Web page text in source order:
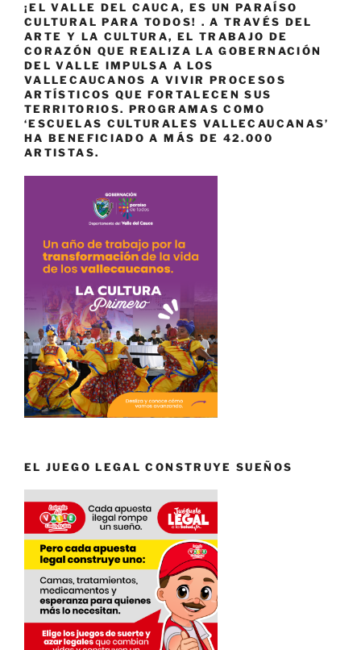
¡EL VALLE DEL CAUCA, ES UN PARAÍSO
CULTURAL PARA TODOS! . A TRAVÉS DEL
ARTE Y LA CULTURA, EL TRABAJO DE
CORAZÓN QUE REALIZA LA GOBERNACIÓN
DEL VALLE IMPULSA A LOS
VALLECAUCANOS A VIVIR PROCESOS
ARTÍSTICOS QUE FORTALECEN SUS
TERRITORIOS. PROGRAMAS COMO
‘ESCUELAS CULTURALES VALLECAUCANAS’
HA BENEFICIADO A MÁS DE 42.000
ARTISTAS.
EL JUEGO LEGAL CONSTRUYE SUEÑOS